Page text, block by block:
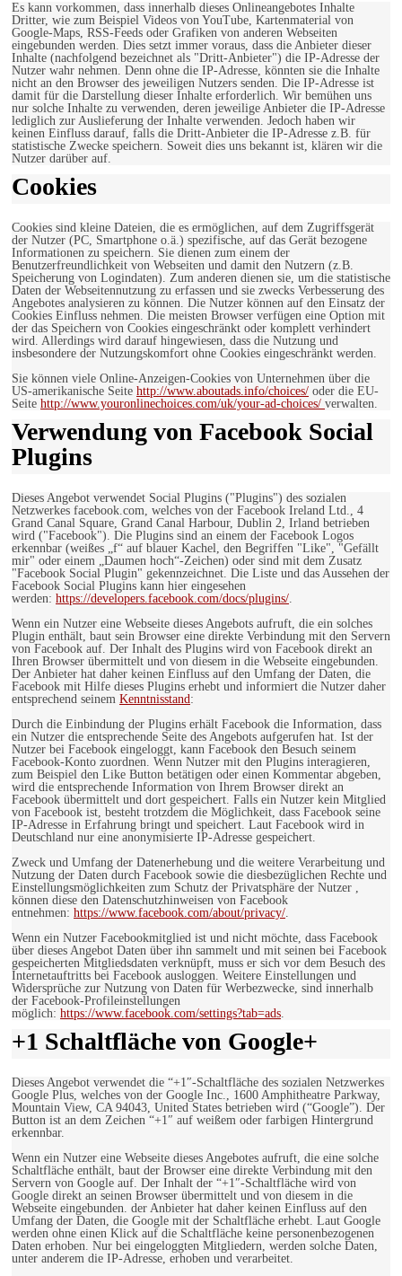
Es kann vorkommen, dass innerhalb dieses Onlineangebotes Inhalte
Dritter, wie zum Beispiel Videos von YouTube, Kartenmaterial von
Google-Maps, RSS-Feeds oder Grafiken von anderen Webseiten
eingebunden werden. Dies setzt immer voraus, dass die Anbieter dieser
Inhalte (nachfolgend bezeichnet als "Dritt-Anbieter") die IP-Adresse der
Nutzer wahr nehmen. Denn ohne die IP-Adresse, könnten sie die Inhalte
nicht an den Browser des jeweiligen Nutzers senden. Die IP-Adresse ist
damit für die Darstellung dieser Inhalte erforderlich. Wir bemühen uns
nur solche Inhalte zu verwenden, deren jeweilige Anbieter die IP-Adresse
lediglich zur Auslieferung der Inhalte verwenden. Jedoch haben wir
keinen Einfluss darauf, falls die Dritt-Anbieter die IP-Adresse z.B. für
statistische Zwecke speichern. Soweit dies uns bekannt ist, klären wir die
Nutzer darüber auf.
Cookies
Cookies sind kleine Dateien, die es ermöglichen, auf dem Zugriffsgerät
der Nutzer (PC, Smartphone o.ä.) spezifische, auf das Gerät bezogene
Informationen zu speichern. Sie dienen zum einem der
Benutzerfreundlichkeit von Webseiten und damit den Nutzern (z.B.
Speicherung von Logindaten). Zum anderen dienen sie, um die statistische
Daten der Webseitennutzung zu erfassen und sie zwecks Verbesserung des
Angebotes analysieren zu können. Die Nutzer können auf den Einsatz der
Cookies Einfluss nehmen. Die meisten Browser verfügen eine Option mit
der das Speichern von Cookies eingeschränkt oder komplett verhindert
wird. Allerdings wird darauf hingewiesen, dass die Nutzung und
insbesondere der Nutzungskomfort ohne Cookies eingeschränkt werden.
Sie können viele Online-Anzeigen-Cookies von Unternehmen über die
US-amerikanische Seite http://www.aboutads.info/choices/ oder die EU-
Seite http://www.youronlinechoices.com/uk/your-ad-choices/ verwalten.
Verwendung von Facebook Social
Plugins
Dieses Angebot verwendet Social Plugins ("Plugins") des sozialen
Netzwerkes facebook.com, welches von der Facebook Ireland Ltd., 4
Grand Canal Square, Grand Canal Harbour, Dublin 2, Irland betrieben
wird ("Facebook"). Die Plugins sind an einem der Facebook Logos
erkennbar (weißes „f“ auf blauer Kachel, den Begriffen "Like", "Gefällt
mir" oder einem „Daumen hoch“-Zeichen) oder sind mit dem Zusatz
"Facebook Social Plugin" gekennzeichnet. Die Liste und das Aussehen der
Facebook Social Plugins kann hier eingesehen
werden: https://developers.facebook.com/docs/plugins/.
Wenn ein Nutzer eine Webseite dieses Angebots aufruft, die ein solches
Plugin enthält, baut sein Browser eine direkte Verbindung mit den Servern
von Facebook auf. Der Inhalt des Plugins wird von Facebook direkt an
Ihren Browser übermittelt und von diesem in die Webseite eingebunden.
Der Anbieter hat daher keinen Einfluss auf den Umfang der Daten, die
Facebook mit Hilfe dieses Plugins erhebt und informiert die Nutzer daher
entsprechend seinem Kenntnisstand:
Durch die Einbindung der Plugins erhält Facebook die Information, dass
ein Nutzer die entsprechende Seite des Angebots aufgerufen hat. Ist der
Nutzer bei Facebook eingeloggt, kann Facebook den Besuch seinem
Facebook-Konto zuordnen. Wenn Nutzer mit den Plugins interagieren,
zum Beispiel den Like Button betätigen oder einen Kommentar abgeben,
wird die entsprechende Information von Ihrem Browser direkt an
Facebook übermittelt und dort gespeichert. Falls ein Nutzer kein Mitglied
von Facebook ist, besteht trotzdem die Möglichkeit, dass Facebook seine
IP-Adresse in Erfahrung bringt und speichert. Laut Facebook wird in
Deutschland nur eine anonymisierte IP-Adresse gespeichert.
Zweck und Umfang der Datenerhebung und die weitere Verarbeitung und
Nutzung der Daten durch Facebook sowie die diesbezüglichen Rechte und
Einstellungsmöglichkeiten zum Schutz der Privatsphäre der Nutzer ,
können diese den Datenschutzhinweisen von Facebook
entnehmen: https://www.facebook.com/about/privacy/.
Wenn ein Nutzer Facebookmitglied ist und nicht möchte, dass Facebook
über dieses Angebot Daten über ihn sammelt und mit seinen bei Facebook
gespeicherten Mitgliedsdaten verknüpft, muss er sich vor dem Besuch des
Internetauftritts bei Facebook ausloggen. Weitere Einstellungen und
Widersprüche zur Nutzung von Daten für Werbezwecke, sind innerhalb
der Facebook-Profileinstellungen
möglich: https://www.facebook.com/settings?tab=ads.
+1 Schaltfläche von Google+
Dieses Angebot verwendet die “+1″-Schaltfläche des sozialen Netzwerkes
Google Plus, welches von der Google Inc., 1600 Amphitheatre Parkway,
Mountain View, CA 94043, United States betrieben wird (“Google”). Der
Button ist an dem Zeichen “+1″ auf weißem oder farbigen Hintergrund
erkennbar.
Wenn ein Nutzer eine Webseite dieses Angebotes aufruft, die eine solche
Schaltfläche enthält, baut der Browser eine direkte Verbindung mit den
Servern von Google auf. Der Inhalt der “+1″-Schaltfläche wird von
Google direkt an seinen Browser übermittelt und von diesem in die
Webseite eingebunden. der Anbieter hat daher keinen Einfluss auf den
Umfang der Daten, die Google mit der Schaltfläche erhebt. Laut Google
werden ohne einen Klick auf die Schaltfläche keine personenbezogenen
Daten erhoben. Nur bei eingeloggten Mitgliedern, werden solche Daten,
unter anderem die IP-Adresse, erhoben und verarbeitet.